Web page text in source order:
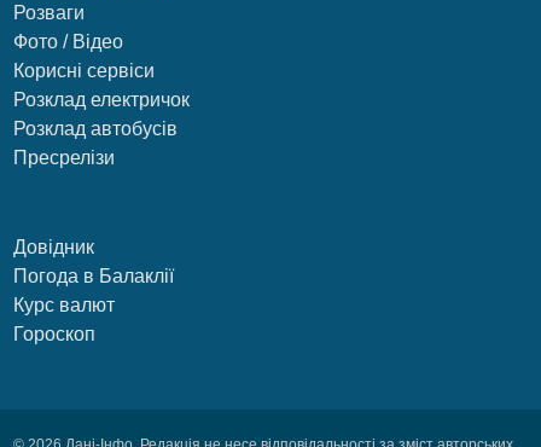
Розваги
Фото / Відео
Корисні сервіси
Розклад електричок
Розклад автобусів
Пресрелізи
Довідник
Погода в Балаклії
Курс валют
Гороскоп